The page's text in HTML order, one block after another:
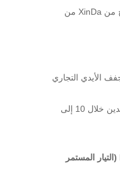
، والميزات الأكثر أهمية، وكيفية اختيار مجفف الأيدي الأوتوماتيكي المناسب لمنشأتك. سنقوم أيضًا بتسليط الضوء على ثلاثة نماذج من XinDa من
الأيدي التجاري
لقد كانت السرعة تاريخياً أكبر اعتراض على مجففات الأيدي. استغرقت نماذج الهواء الدافئ الأقدم من 30 إلى 45 ثانية لتجفيف الأيدي بشكل كافٍ. تقوم النماذج عالية السرعة الآن بتجفيف اليدين خلال 10 إلى
محركات BLDC (التيار المستمر